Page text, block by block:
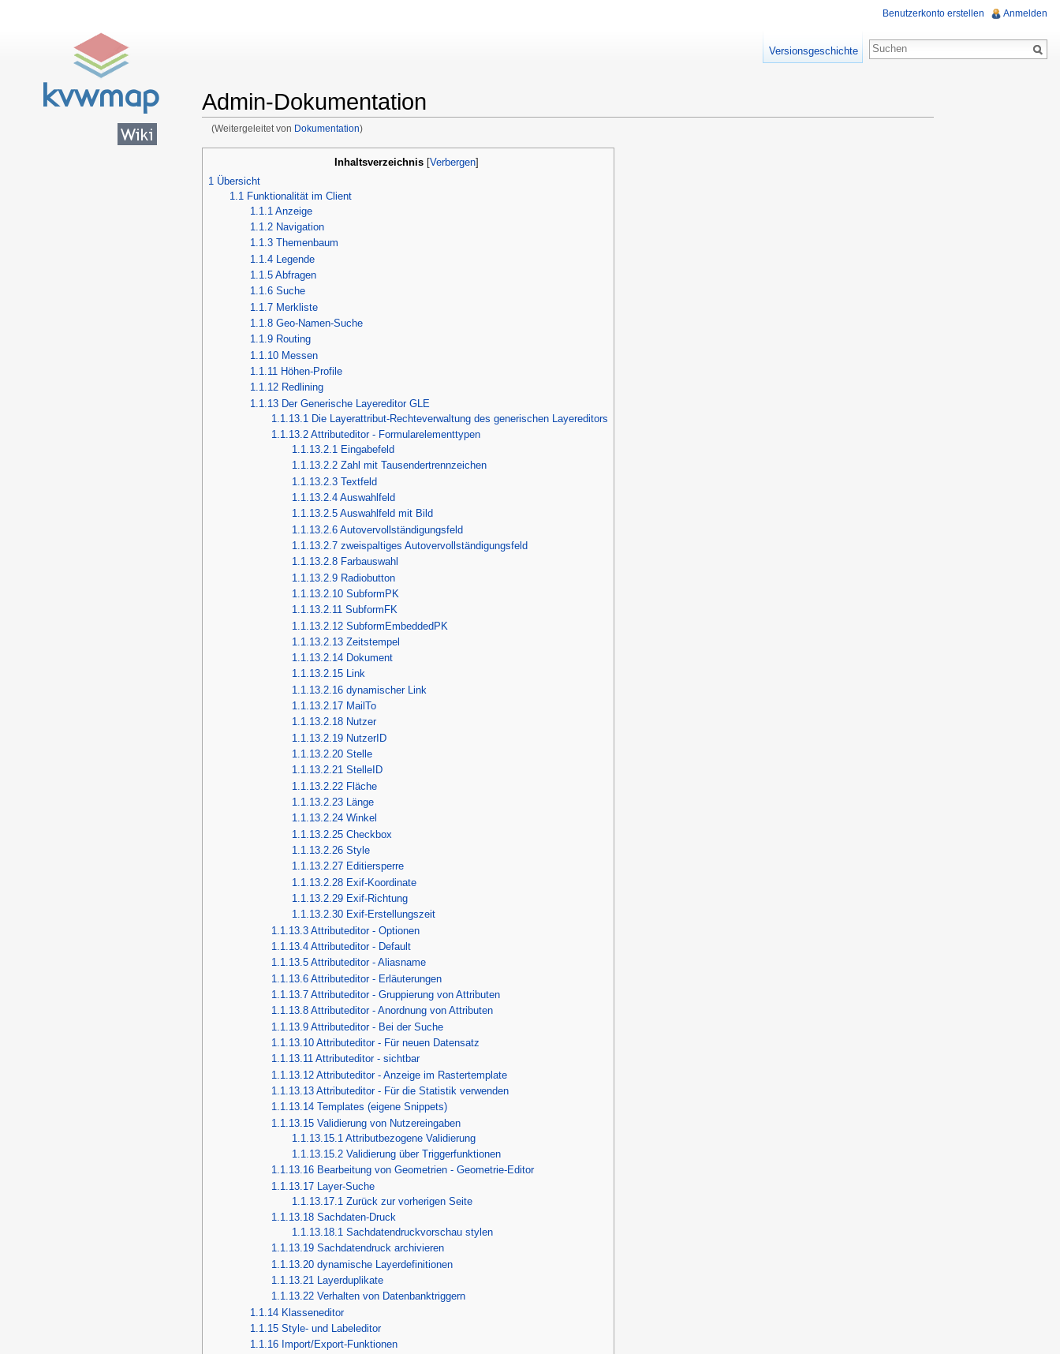
Admin-Dokumentation
(Weitergeleitet von Dokumentation)
Inhaltsverzeichnis [Verbergen]
1 Übersicht
1.1 Funktionalität im Client
1.1.1 Anzeige
1.1.2 Navigation
1.1.3 Themenbaum
1.1.4 Legende
1.1.5 Abfragen
1.1.6 Suche
1.1.7 Merkliste
1.1.8 Geo-Namen-Suche
1.1.9 Routing
1.1.10 Messen
1.1.11 Höhen-Profile
1.1.12 Redlining
1.1.13 Der Generische Layereditor GLE
1.1.13.1 Die Layerattribut-Rechteverwaltung des generischen Layereditors
1.1.13.2 Attributeditor - Formularelementtypen
1.1.13.2.1 Eingabefeld
1.1.13.2.2 Zahl mit Tausendertrennzeichen
1.1.13.2.3 Textfeld
1.1.13.2.4 Auswahlfeld
1.1.13.2.5 Auswahlfeld mit Bild
1.1.13.2.6 Autovervollständigungsfeld
1.1.13.2.7 zweispaltiges Autovervollständigungsfeld
1.1.13.2.8 Farbauswahl
1.1.13.2.9 Radiobutton
1.1.13.2.10 SubformPK
1.1.13.2.11 SubformFK
1.1.13.2.12 SubformEmbeddedPK
1.1.13.2.13 Zeitstempel
1.1.13.2.14 Dokument
1.1.13.2.15 Link
1.1.13.2.16 dynamischer Link
1.1.13.2.17 MailTo
1.1.13.2.18 Nutzer
1.1.13.2.19 NutzerID
1.1.13.2.20 Stelle
1.1.13.2.21 StelleID
1.1.13.2.22 Fläche
1.1.13.2.23 Länge
1.1.13.2.24 Winkel
1.1.13.2.25 Checkbox
1.1.13.2.26 Style
1.1.13.2.27 Editiersperre
1.1.13.2.28 Exif-Koordinate
1.1.13.2.29 Exif-Richtung
1.1.13.2.30 Exif-Erstellungszeit
1.1.13.3 Attributeditor - Optionen
1.1.13.4 Attributeditor - Default
1.1.13.5 Attributeditor - Aliasname
1.1.13.6 Attributeditor - Erläuterungen
1.1.13.7 Attributeditor - Gruppierung von Attributen
1.1.13.8 Attributeditor - Anordnung von Attributen
1.1.13.9 Attributeditor - Bei der Suche
1.1.13.10 Attributeditor - Für neuen Datensatz
1.1.13.11 Attributeditor - sichtbar
1.1.13.12 Attributeditor - Anzeige im Rastertemplate
1.1.13.13 Attributeditor - Für die Statistik verwenden
1.1.13.14 Templates (eigene Snippets)
1.1.13.15 Validierung von Nutzereingaben
1.1.13.15.1 Attributbezogene Validierung
1.1.13.15.2 Validierung über Triggerfunktionen
1.1.13.16 Bearbeitung von Geometrien - Geometrie-Editor
1.1.13.17 Layer-Suche
1.1.13.17.1 Zurück zur vorherigen Seite
1.1.13.18 Sachdaten-Druck
1.1.13.18.1 Sachdatendruckvorschau stylen
1.1.13.19 Sachdatendruck archivieren
1.1.13.20 dynamische Layerdefinitionen
1.1.13.21
Layerduplikate
1.1.13.22 Verhalten von Datenbanktriggern
1.1.14 Klasseneditor
1.1.15 Style- und Labeleditor
1.1.16 Import/Export-Funktionen
Benutzerkonto erstellen Anmelden
Versionsgeschichte